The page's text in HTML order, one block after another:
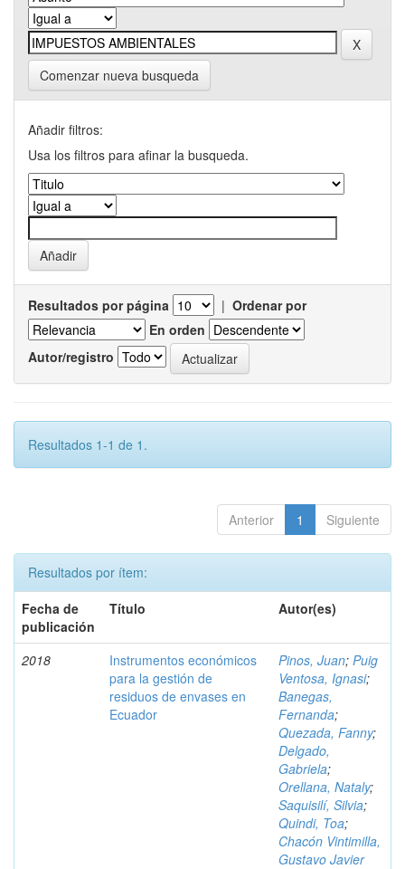
Comenzar nueva busqueda
Añadir filtros:
Usa los filtros para afinar la busqueda.
Resultados por página | Ordenar por
En orden
Autor/registro
Resultados 1-1 de 1.
Anterior 1 Siguiente
Resultados por ítem:
Fecha de
publicación
Título Autor(es)
2018
Instrumentos económicos
para la gestión de
residuos de envases en
Ecuador
Pinos, Juan; Puig
Ventosa, Ignasi;
Banegas,
Fernanda;
Quezada, Fanny;
Delgado,
Gabriela;
Orellana, Nataly;
Saquisilí, Silvia;
Quindi, Toa;
Chacón Vintimilla,
Gustavo Javier